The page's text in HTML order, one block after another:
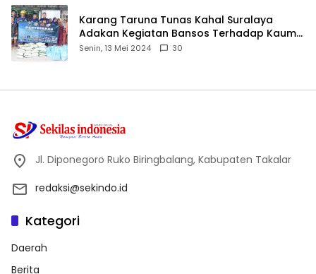
Karang Taruna Tunas Kahal Suralaya
Adakan Kegiatan Bansos Terhadap Kaum
Dhuafa dan Anak Yatim-Piatu
Senin, 13 Mei 2024 30
Jl. Diponegoro Ruko Biringbalang, Kabupaten Takalar
redaksi@sekindo.id
Kategori
Daerah
Berita